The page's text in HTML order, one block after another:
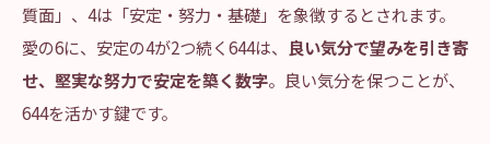
質面」、4は「安定・努力・基礎」を象徴するとされます。
愛の6に、安定の4が2つ続く644は、
良い気分で望みを引き寄
せ、堅実な努力で安定を築く数字。良い気分を保つことが、
644を活かす鍵です。